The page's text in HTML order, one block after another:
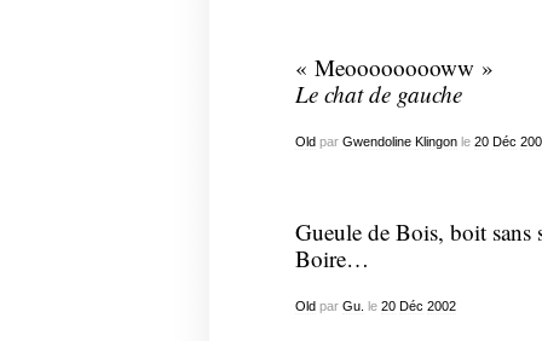
« Meooooooooww »
Le chat de gauche
Oldpar Gwendoline Klingonle 20 Déc
Gueule de Bois, boit
Boire…
Oldpar Gu. le 20 Déc 2002